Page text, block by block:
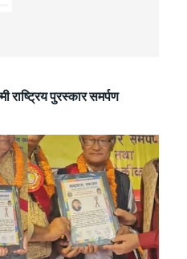
राष्ट्रिय पुरस्कार समर्पण